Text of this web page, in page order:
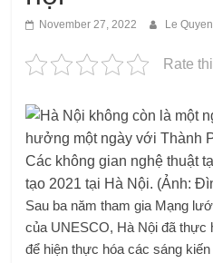
November 27, 2022 Le Quyen
Rate
Các không gian nghệ thuật
tạo 2021 tại Hà Nội. (Ảnh:
Sau ba năm tham gia Mạng
của UNESCO, Hà Nội đã thực
để hiện thực hóa các sáng